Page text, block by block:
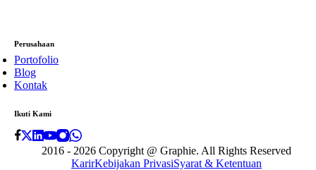
Perusahaan
Portofolio
Blog
Kontak
Ikuti Kami
2016 - 2026 Copyright @ Graphie. All Rights Reserved
KarirKebijakan PrivasiSyarat & Ketentuan